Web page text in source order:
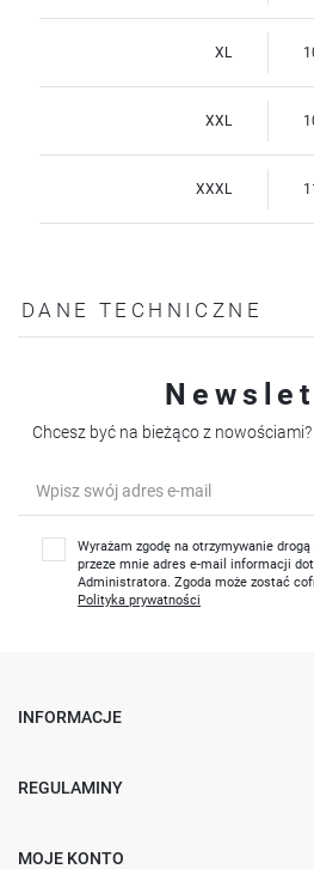
XL
XXL
XXXL
DANE TECHNICZNE
Chcesz być na bieżąco z
Wyrażam zgodę na otrzymywanie
przeze mnie adres e-mail informacji
Administratora. Zgoda może zostać
Polityka prywatności
INFORMACJE
REGULAMINY
MOJE KONTO